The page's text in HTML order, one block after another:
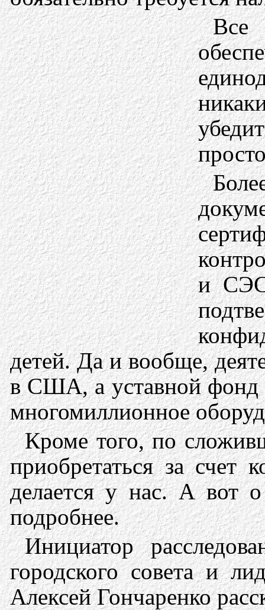
Все
и СЭС
детей. Да и вообще,
в США, а уставной фонд
многомиллионное
Кроме того, по
приобретаться за счет
делается у нас. А вот
подробнее.
Инициатор
городского совета и
Алексей Гончаренко